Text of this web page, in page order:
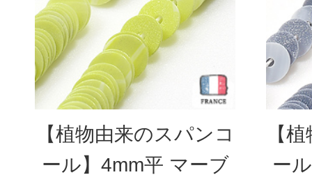
【植物由来のスパンコ
ール】4mm平 マーブ
【
ー